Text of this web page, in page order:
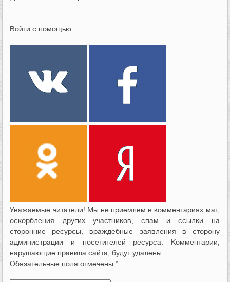
Войти с помощью:
Уважаемые читатели! Мы не приемлем в комментариях мат,
оскорбления других участников, спам и ссылки на
сторонние ресурсы, враждебные заявления в сторону
администрации и посетителей ресурса. Комментарии,
нарушающие правила сайта, будут удалены.
Обязательные поля отмечены *